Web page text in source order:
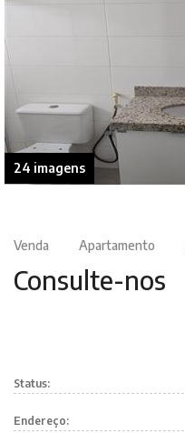
24 imagens
Venda Apartamento
Consulte-nos
Status:
Endereço: